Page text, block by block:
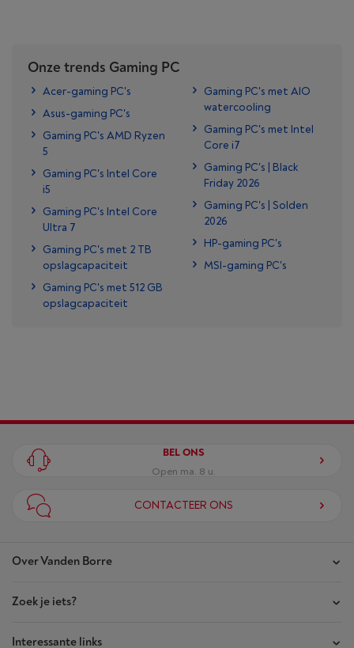
Onze trends Gaming PC
Acer-gaming PC's
Asus-gaming PC's
Gaming PC's AMD Ryzen
5
Gaming PC's Intel Core
i5
Gaming PC's Intel Core
Ultra 7
Gaming PC's met 2 TB
opslagcapaciteit
Gaming PC's met 512 GB
opslagcapaciteit
Gaming PC's met AIO
watercooling
Gaming PC's met Intel
Core i7
Gaming PC's | Black
Friday 2026
Gaming PC's | Solden
2026
HP-gaming PC's
MSI-gaming PC's
Over Vanden Borre
Onze winkels
Akte van Vertrouwen
Zoek je iets?
Interessante links
BEL ONS
Open ma. 8 u.
CONTACTEER ONS